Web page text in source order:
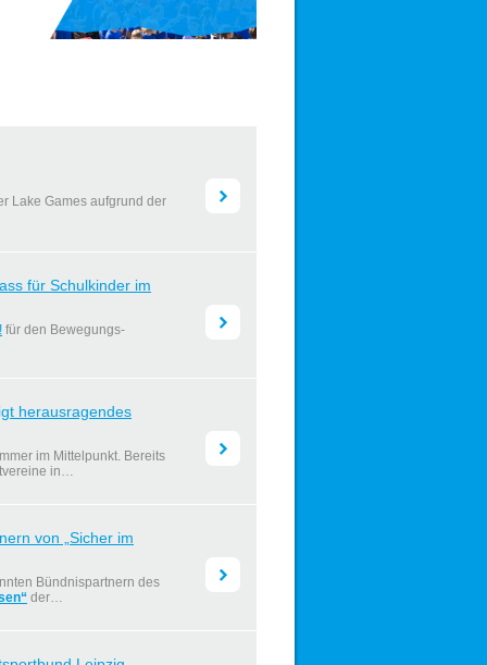
Lake Games aufgrund der
für Schulkinder im
für den Bewegungs-
herausragendes
im Mittelpunkt. Bereits
in…
von „Sicher im
Bündnispartnern des
der…